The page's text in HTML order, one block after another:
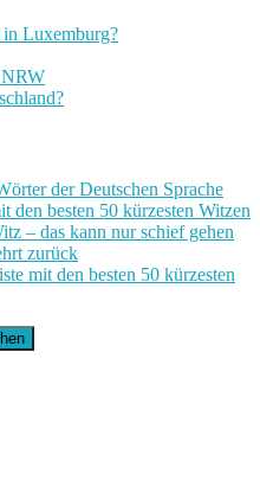
in Luxemburg?
NRW
der Deutschen Sprache
den besten 50 kürzesten Witzen
– das kann nur schief gehen
zurück
mit den besten 50 kürzesten